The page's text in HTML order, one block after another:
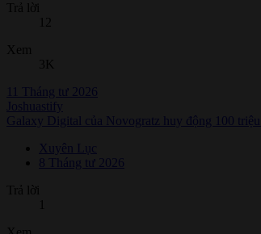
Trả lời
Xem
3K
11 Tháng tư 2026
Joshuastify
Galaxy Digital của Novogratz huy động 100
Xuyên Lục
8 Tháng tư 2026
Trả lời